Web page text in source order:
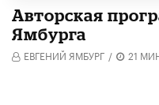
Авторская
Ямбурга
ЕВГЕНИЙ ЯМБУРГ / 21